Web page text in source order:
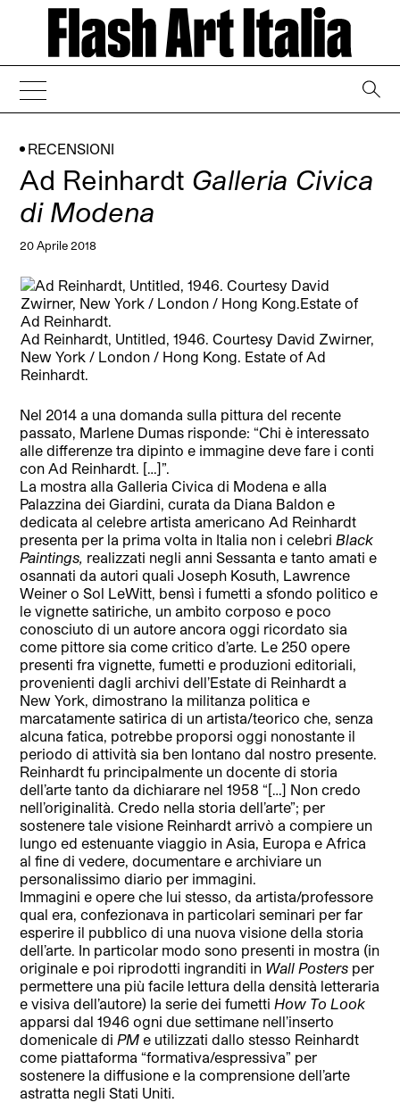
RECENSIONI
Ad Reinhardt Galleria Civica
di Modena
20 Aprile 2018
Ad Reinhardt, Untitled, 1946. Courtesy David Zwirner,
New York / London / Hong Kong. Estate of Ad
Reinhardt.
Nel 2014 a una domanda sulla pittura del recente
passato, Marlene Dumas risponde: “Chi è interessato
alle differenze tra dipinto e immagine deve fare i conti
con Ad Reinhardt. […]”.
La mostra alla Galleria Civica di Modena e alla
Palazzina dei Giardini, curata da Diana Baldon e
dedicata al celebre artista americano Ad Reinhardt
presenta per la prima volta in Italia non i celebriBlack
Paintings, realizzati negli anni Sessanta e tanto amati e
osannati da autori quali Joseph Kosuth, Lawrence
Weiner o Sol LeWitt, bensì i fumetti a sfondo politico e
le vignette satiriche, un ambito corposo e poco
conosciuto di un autore ancora oggi ricordato sia
come pittore sia come critico d’arte. Le 250 opere
presenti fra vignette, fumetti e produzioni editoriali,
provenienti dagli archivi dell’Estate di Reinhardt a
New York, dimostrano la militanza politica e
marcatamente satirica di un artista/teorico che, senza
alcuna fatica, potrebbe proporsi oggi nonostante il
periodo di attività sia ben lontano dal nostro presente.
Reinhardt fu principalmente un docente di storia
dell’arte tanto da dichiarare nel 1958 “[…] Non credo
nell’originalità. Credo nella storia dell’arte”; per
sostenere tale visione Reinhardt arrivò a compiere un
lungo ed estenuante viaggio in Asia, Europa e Africa
al fine di vedere, documentare e archiviare un
personalissimo diario per immagini.
Immagini e opere che lui stesso, da artista/professore
qual era, confezionava in particolari seminari per far
esperire il pubblico di una nuova visione della storia
dell’arte. In particolar modo sono presenti in mostra (in
originale e poi riprodotti ingranditi in Wall Posters per
permettere una più facile lettura della densità letteraria
e visiva dell’autore) la serie dei fumettiHow To Look
apparsi dal 1946 ogni due settimane nell’inserto
domenicale diPMe utilizzati dallo stesso Reinhardt
come piattaforma “formativa/espressiva” per
sostenere la diffusione e la comprensione dell’arte
astratta negli Stati Uniti.